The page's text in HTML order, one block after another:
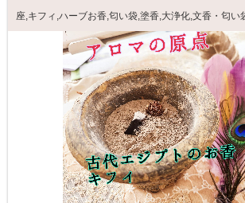
座 キフィ ハーブお香 匂い袋 塗香 大浄化 文香・匂い